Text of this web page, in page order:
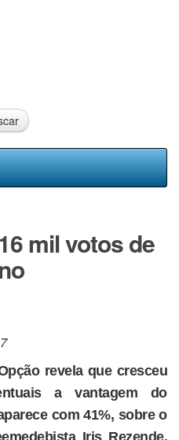
mil votos de
revela que cresceu
a vantagem do
com 41%, sobre o
Iris Rezende,